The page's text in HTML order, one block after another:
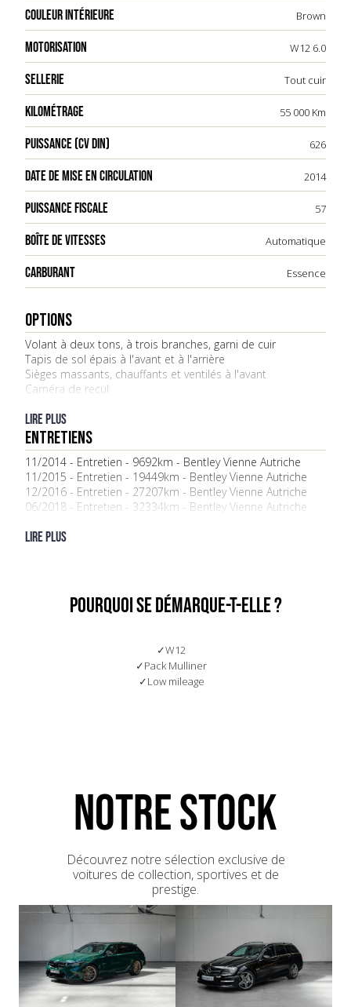
COULEUR INTÉRIEURE Brown
MOTORISATION W12 6.0
SELLERIE Tout cuir
KILOMÉTRAGE 55 000 Km
PUISSANCE (CV DIN) 626
DATE DE MISE EN CIRCULATION 2014
PUISSANCE FISCALE 57
BOÎTE DE VITESSES Automatique
CARBURANT Essence
OPTIONS
Volant à deux tons, à trois branches, garni de cuir
Tapis de sol épais à l'avant et à l'arrière
Sièges massants, chauffants et ventilés à l'avant
Caméra de recul
Jantes en alliage de 21 pouces à finition teintée foncée
Lire plus
ENTRETIENS
11/2014 - Entretien - 9692km - Bentley Vienne Autriche
11/2015 - Entretien - 19449km - Bentley Vienne Autriche
12/2016 - Entretien - 27207km - Bentley Vienne Autriche
06/2018 - Entretien - 32334km - Bentley Vienne Autriche
01/2020 - Entretien - 40591km - Bentley Vienne Autriche
Lire plus
POURQUOI SE DÉMARQUE-t-elle ?
W12
Pack Mulliner
Low mileage
NOTRE STOCK
Découvrez notre sélection exclusive de
voitures de collection, sportives et de
prestige.